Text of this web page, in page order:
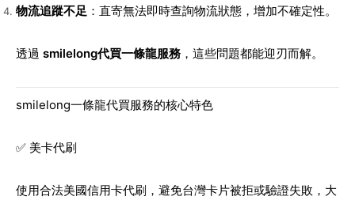
物流追蹤不足 ：直寄無法即時查詢物流狀態，增加不確定性。
透過 smilelong代買一條龍服務 ，這些問題都能迎刃而解。
smilelong一條龍代買服務的核心特色
✅ 美卡代刷
使用合法美國信用卡代刷，避免台灣卡片被拒或驗證失敗，大